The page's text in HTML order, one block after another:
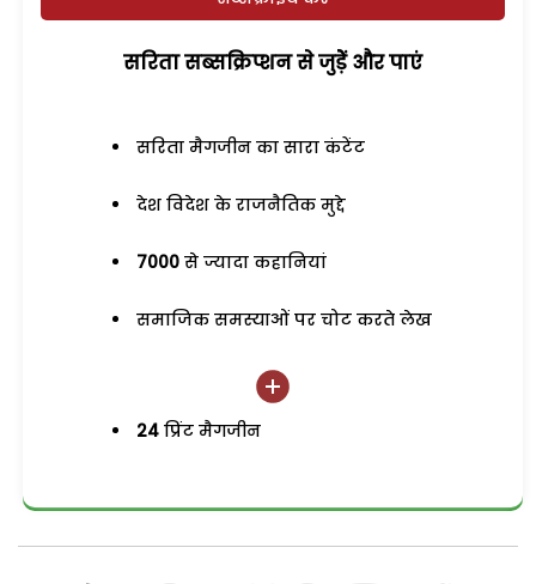
सरिता सब्सक्रिप्शन से जुड़ेें और पाएं
सरिता मैगजीन का सारा कंटेंट
देश विदेश के राजनैतिक मुद्दे
7000 से ज्यादा कहानियां
समाजिक समस्याओं पर चोट करते लेख
24 प्रिंट मैगजीन